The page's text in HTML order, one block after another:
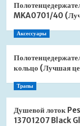
MKA0701/40
Аксессуары
кольцо (Лучшая
Трапы
Душевой лоток
13701207 Black